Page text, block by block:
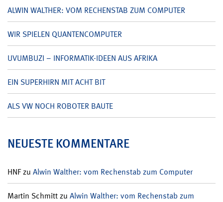
ALWIN WALTHER: VOM RECHENSTAB ZUM COMPUTER
WIR SPIELEN QUANTENCOMPUTER
UVUMBUZI – INFORMATIK-IDEEN AUS AFRIKA
EIN SUPERHIRN MIT ACHT BIT
ALS VW NOCH ROBOTER BAUTE
NEUESTE KOMMENTARE
HNFzu Alwin Walther: vom Rechenstab zum Computer
Martin Schmittzu Alwin Walther: vom Rechenstab zum